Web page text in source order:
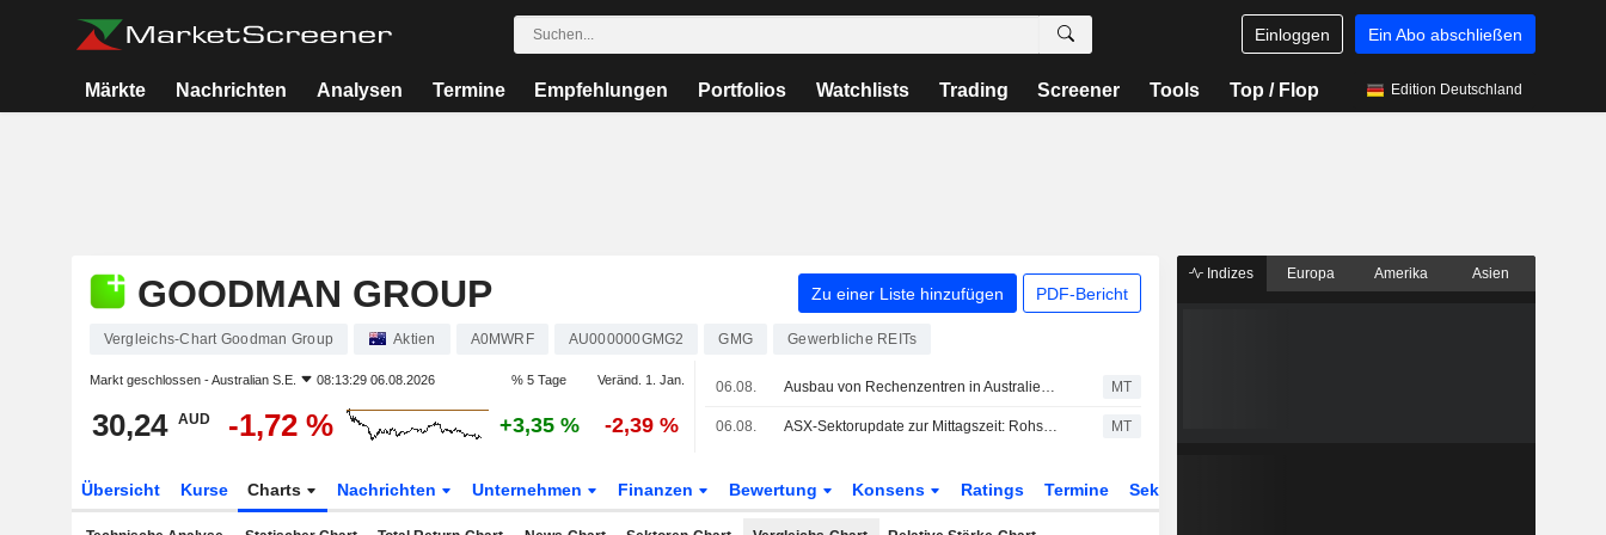
Einloggen Ein Abo abschließen
Märkte Nachrichten Analysen Termine Empfehlungen Portfolios Watchlists Trading Screener Tools Top / Flop Edition Deutschland
GOODMAN GROUP Zu einer Liste hinzufügen PDF-Bericht
Vergleichs-Chart Goodman Group Aktien A0MWRF AU000000GMG2 GMG Gewerbliche REITs
Markt geschlossen -Australian S.E. 08:13:29 06.08.2026 % 5 Tage Veränd. 1. Jan.
30,24 AUD -1,72 % +3,35 % -2,39 %
06.08. Ausbau von Rechenzentren in Australien könnte sich bis 2030 auf 150 Mrd. AUD belaufen und zum wichtigsten Treiber des Wachstums der Unternehmensinvestitionen werden, sagt CommBank MT
06.08. ASX-Sektorupdate zur Mittagszeit: Rohstoffwerte legen zu, Immobiliensektor unter Druck MT
Übersicht Kurse Charts Nachrichten Unternehmen Finanzen Bewertung Konsens Ratings Termine Sektor
Indizes Europa Amerika Asien